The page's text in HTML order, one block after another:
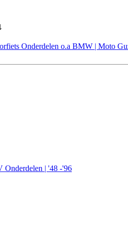
Onderdelen o.a BMW | Moto
Onderdelen | '48 -'96